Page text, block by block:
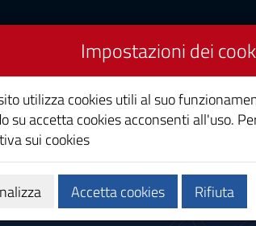
di Cagliari
Ricerca Società e territorio
Impostazioni dei
utilizza cookies utili al suo
su accetta cookies acconsenti all'uso.
sui cookies
Accetta cookies Rifiuta